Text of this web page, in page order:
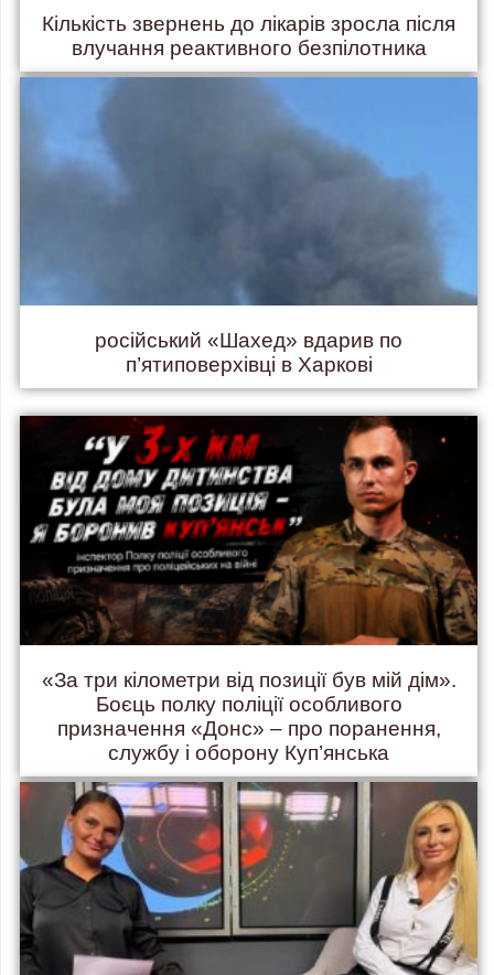
Кількість звернень до лікарів зросла після
влучання реактивного безпілотника
російський «Шахед» вдарив по
п’ятиповерхівці в Харкові
«За три кілометри від позиції був мій дім».
Боєць полку поліції особливого
призначення «Донс» – про поранення,
службу і оборону Куп’янська